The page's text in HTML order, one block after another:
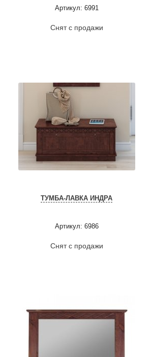
Артикул: 6991
Снят с продажи
ТУМБА-ЛАВКА ИНДРА
Артикул: 6986
Снят с продажи